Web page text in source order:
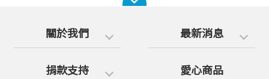
關於我們 最新消息
捐款支持 愛心商品